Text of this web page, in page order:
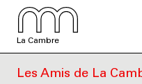
La Cambre
Les Amis de La